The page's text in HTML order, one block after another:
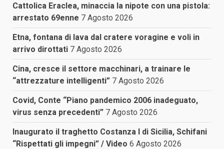
Cattolica Eraclea, minaccia la nipote con una pistola:
arrestato 69enne 7 Agosto 2026
Etna, fontana di lava dal cratere voragine e voli in
arrivo dirottati 7 Agosto 2026
Cina, cresce il settore macchinari, a trainare le
“attrezzature intelligenti” 7 Agosto 2026
Covid, Conte “Piano pandemico 2006 inadeguato,
virus senza precedenti” 7 Agosto 2026
Inaugurato il traghetto Costanza I di Sicilia, Schifani
“Rispettati gli impegni” / Video 6 Agosto 2026